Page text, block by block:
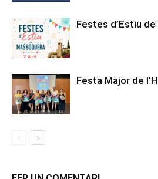
Festes d’Estiu
Festa Major de